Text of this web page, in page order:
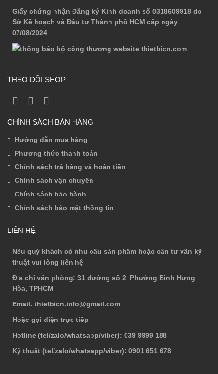
Giấy chứng nhận Đăng ký Kinh doanh số 0318609918 do
Sở Kế hoạch và Đầu tư Thành phố HCM cấp ngày
07/08/2024
THEO DÕI SHOP
CHÍNH SÁCH BÁN HÀNG
Hướng dẫn mua hàng
Phương thức thanh toán
Chính sách trả hàng và hoàn tiền
Chính sách vận chuyển
Chính sách bảo hành
Chính sách bảo mật thông tin
LIÊN HỆ
Nếu quý khách có nhu cầu sản phẩm hoặc cần tư vấn kỹ
thuật vui lòng liên hệ
Địa chỉ văn phòng: 31 đường số 2, Phường Bình Hưng
Hòa, TPHCM
Email: thietbicn.info@gmail.com
Hoặc gọi điện trực tiếp
Hotline (tel/zalo/whatsapp/viber): 039 9999 188
Kỹ thuật (tel/zalo/whatsapp/viber): 0901 651 678